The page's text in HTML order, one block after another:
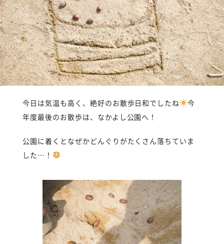
今日は気温も高く、絶好のお散歩日和でしたね
今
年度最後のお散歩は、なかよし公園へ！
公園に着くとなぜかどんぐりがたくさん落ちていま
した…！